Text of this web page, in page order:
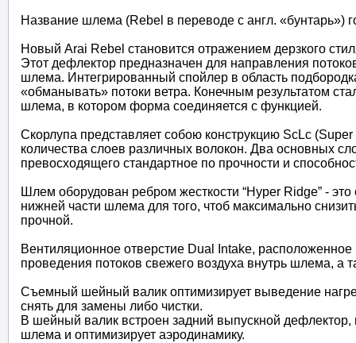
Название шлема (Rebel в переводе с англ. «бунтарь»)
Новый Arai Rebel становится отражением дерзкого
Этот дефлектор предназначен для направления
шлема. Интегрированный спойлер в область
«обманывать» потоки ветра. Конечным результатом
шлема, в котором форма соединяется с функцией.
Скорлупа представляет собою конструкцию ScLc
количества слоев различных волокон. Два основных
превосходящего стандартное по прочности и
Шлем оборудован ребром жесткости “Hyper Ridge” -
нижней части шлема для того, чтоб максимально
прочной.
Вентиляционное отверстие Dual Intake,
проведения потоков свежего воздуха внутрь шлема, а
Съемный шейный валик оптимизирует выведение
снять для замены либо чистки.
В шейный валик встроен задний выпускной дефлектор,
шлема и оптимизирует аэродинамику.